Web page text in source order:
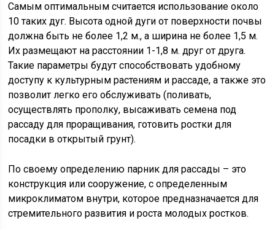
Самым оптимальным считается использование около
10 таких дуг. Высота одной дуги от поверхности почвы
должна быть не более 1,2 м., а ширина не более 1,5 м.
Их размещают на расстоянии 1-1,8 м. друг от друга.
Такие параметры будут способствовать удобному
доступу к культурным растениям и рассаде, а также это
позволит легко его обслуживать (поливать,
осуществлять прополку, высаживать семена под
рассаду для проращивания, готовить ростки для
посадки в открытый грунт).
По своему определению парник для рассады – это
конструкция или сооружение, с определенным
микроклиматом внутри, которое предназначается для
стремительного развития и роста молодых ростков.